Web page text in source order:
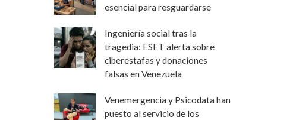
esencial para resguardarse
Ingeniería social tras la
tragedia: ESET alerta sobre
ciberestafas y donaciones
falsas en Venezuela
Venemergencia y Psicodata han
puesto al servicio de los